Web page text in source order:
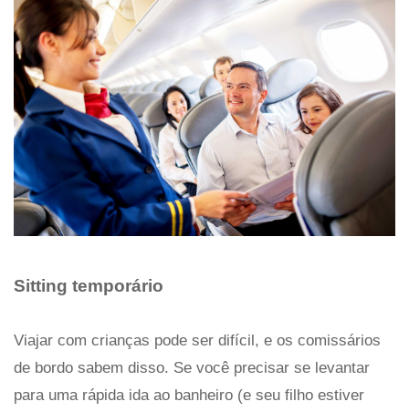
Sitting temporário
Viajar com crianças pode ser difícil, e os comissários
de bordo sabem disso. Se você precisar se levantar
para uma rápida ida ao banheiro (e seu filho estiver